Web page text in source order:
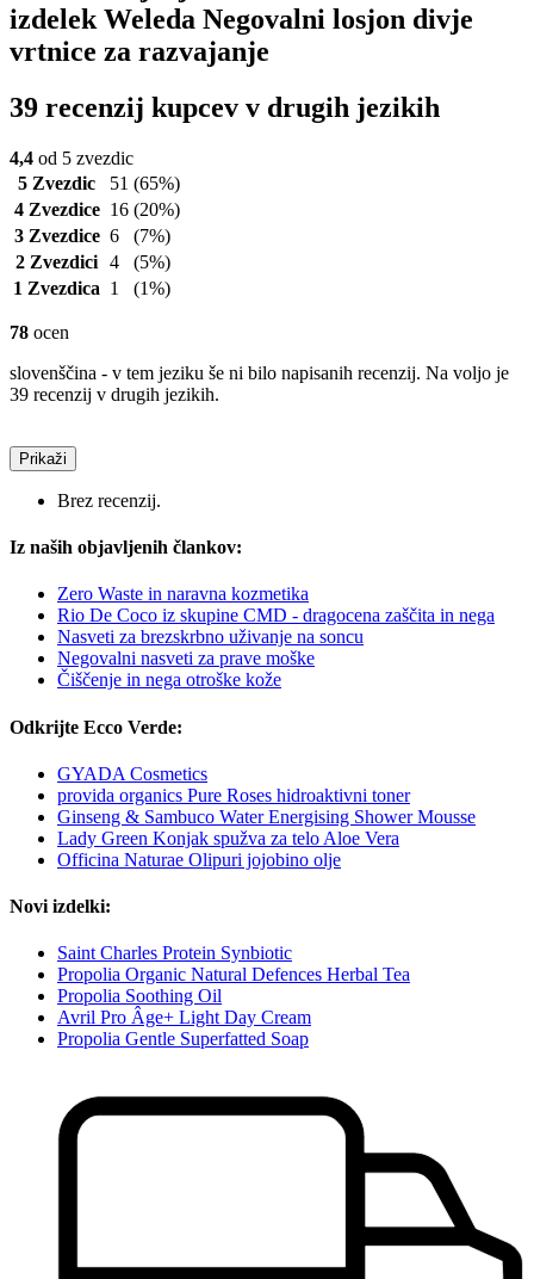
izdelek Weleda Negovalni losjon divje
vrtnice za razvajanje
39 recenzij kupcev v drugih jezikih
4,4 od 5 zvezdic
5 Zvezdic
51 (65%)
4 Zvezdice 16 (20%)
3 Zvezdice 6
(7%)
2 Zvezdici 4
(5%)
1 Zvezdica 1 (1%)
78 ocen
slovenščina - v tem jeziku še ni bilo napisanih recenzij. Na voljo je
39 recenzij v drugih jezikih.
Prikaži
Brez recenzij.
Iz naših objavljenih člankov:
Zero Waste in naravna kozmetika
Rio De Coco iz skupine CMD - dragocena zaščita in nega
Nasveti za brezskrbno uživanje na soncu
Negovalni nasveti za prave moške
Čiščenje in nega otroške kože
Odkrijte Ecco Verde:
GYADA Cosmetics
provida organics Pure Roses hidroaktivni toner
Ginseng & Sambuco Water Energising Shower Mousse
Lady Green Konjak spužva za telo Aloe Vera
Officina Naturae Olipuri jojobino olje
Novi izdelki:
Saint Charles Protein Synbiotic
Propolia Organic Natural Defences Herbal Tea
Propolia Soothing Oil
Avril Pro Âge+ Light Day Cream
Propolia Gentle Superfatted Soap